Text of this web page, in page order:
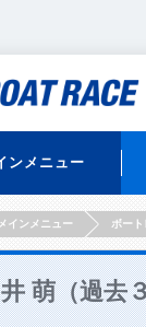
ンメニュー
メインメニュー ボー
萌（過去